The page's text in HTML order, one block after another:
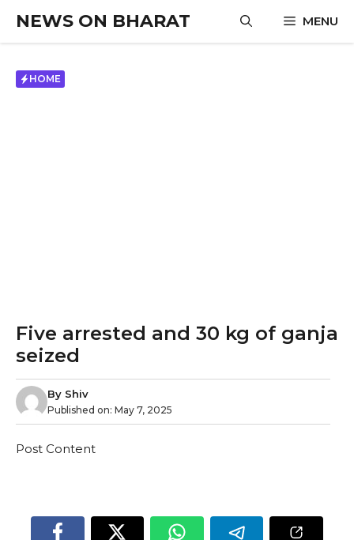
content
NEWS ON BHARAT MENU
HOME
Five arrested and 30 kg of ganja
seized
By Shiv
Published on: May 7, 2025
Post Content